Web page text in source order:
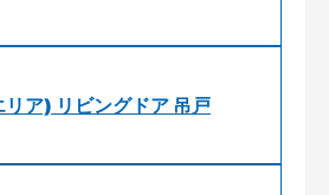
ア) リビングドア 吊戸